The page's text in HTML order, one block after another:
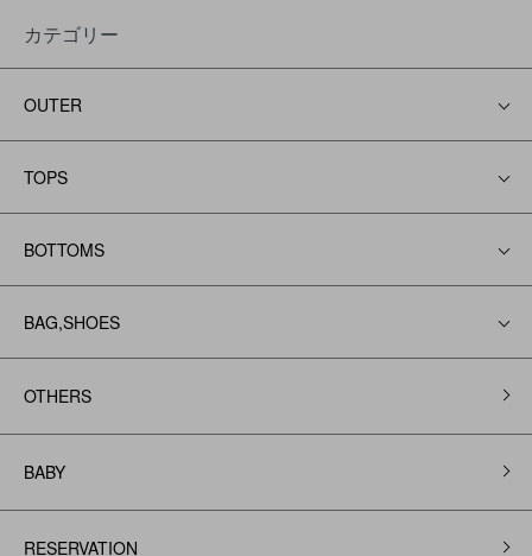
カテゴリー
OUTER
TOPS
BOTTOMS
BAG,SHOES
OTHERS
BABY
RESERVATION